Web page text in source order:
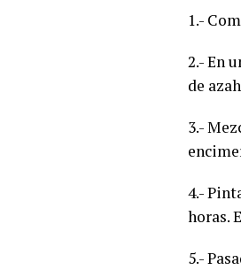
1.-
2.- En
de
3.-
4.-
horas.
5.-